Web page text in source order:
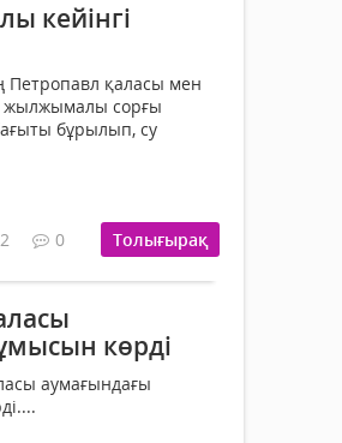
кейінгі
Петропавл қаласы мен
жылжымалы сорғы
бұрылып, су
0 Толығырақ
көрді
аумағындағы